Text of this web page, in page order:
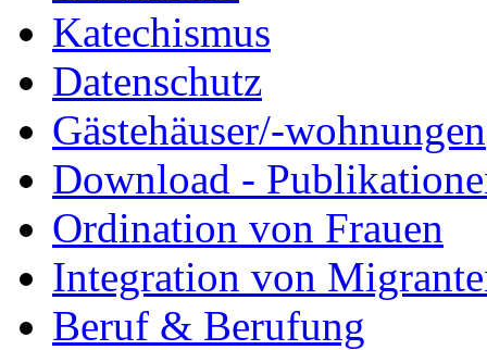
Katechismus
Datenschutz
Gästehäuser/-wohnungen
Download -
Ordination von Frauen
Integration von
Beruf & Berufung